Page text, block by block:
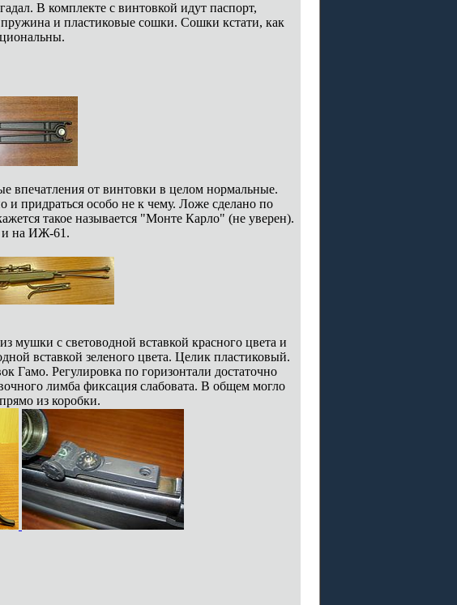
В комплекте с винтовкой идут паспорт,
пружина и пластиковые сошки. Сошки кстати, как
впечатления от винтовки в целом нормальные.
и придраться особо не к чему. Ложе сделано по
такое называется "Монте Карло" (не уверен).
и на ИЖ-61.
мушки с световодной вставкой красного цвета и
вставкой зеленого цвета. Целик пластиковый.
Гамо. Регулировка по горизонтали достаточно
лимба фиксация слабовата. В общем могло
из коробки.